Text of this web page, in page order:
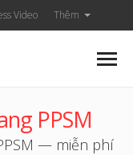
Video Thêm
PPSM
— miễn phí